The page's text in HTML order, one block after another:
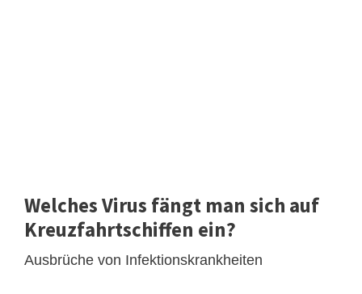
Welches Virus fängt man sich auf
Kreuzfahrtschiffen ein?
Ausbrüche von Infektionskrankheiten